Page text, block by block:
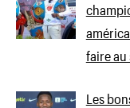
faire au
Les